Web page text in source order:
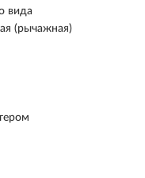
вида
(рычажная)